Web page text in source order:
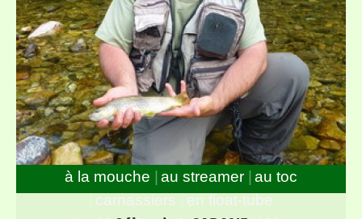
Guide de pêche spécialisé mouche (et toc) installé au
à la mouche au streamer
au toc
carnassiers
en float-tube